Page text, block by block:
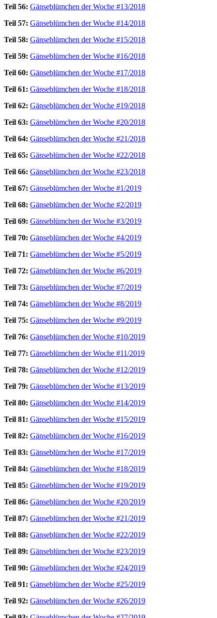
Teil 56: Gänseblümchen der Woche #13/2018
Teil 57: Gänseblümchen der Woche #14/2018
Teil 58: Gänseblümchen der Woche #15/2018
Teil 59: Gänseblümchen der Woche #16/2018
Teil 60: Gänseblümchen der Woche #17/2018
Teil 61: Gänseblümchen der Woche #18/2018
Teil 62: Gänseblümchen der Woche #19/2018
Teil 63: Gänseblümchen der Woche #20/2018
Teil 64: Gänseblümchen der Woche #21/2018
Teil 65: Gänseblümchen der Woche #22/2018
Teil 66: Gänseblümchen der Woche #23/2018
Teil 67: Gänseblümchen der Woche #1/2019
Teil 68: Gänseblümchen der Woche #2/2019
Teil 69: Gänseblümchen der Woche #3/2019
Teil 70: Gänseblümchen der Woche #4/2019
Teil 71: Gänseblümchen der Woche #5/2019
Teil 72: Gänseblümchen der Woche #6/2019
Teil 73: Gänseblümchen der Woche #7/2019
Teil 74: Gänseblümchen der Woche #8/2019
Teil 75: Gänseblümchen der Woche #9/2019
Teil 76: Gänseblümchen der Woche #10/2019
Teil 77: Gänseblümchen der Woche #11/2019
Teil 78: Gänseblümchen der Woche #12/2019
Teil 79: Gänseblümchen der Woche #13/2019
Teil 80: Gänseblümchen der Woche #14/2019
Teil 81: Gänseblümchen der Woche #15/2019
Teil 82: Gänseblümchen der Woche #16/2019
Teil 83: Gänseblümchen der Woche #17/2019
Teil 84: Gänseblümchen der Woche #18/2019
Teil 85: Gänseblümchen der Woche #19/2019
Teil 86: Gänseblümchen der Woche #20/2019
Teil 87: Gänseblümchen der Woche #21/2019
Teil 88: Gänseblümchen der Woche #22/2019
Teil 89: Gänseblümchen der Woche #23/2019
Teil 90: Gänseblümchen der Woche #24/2019
Teil 91: Gänseblümchen der Woche #25/2019
Teil 92: Gänseblümchen der Woche #26/2019